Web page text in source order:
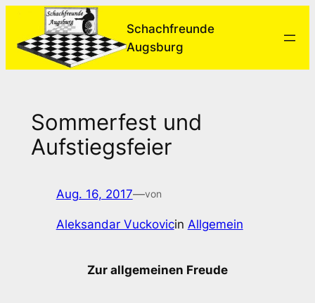
springen
Schachfreunde
Augsburg
Sommerfest und
Aufstiegsfeier
Aug. 16, 2017—von
Aleksandar Vuckovicin Allgemein
Zur allgemeinen Freude